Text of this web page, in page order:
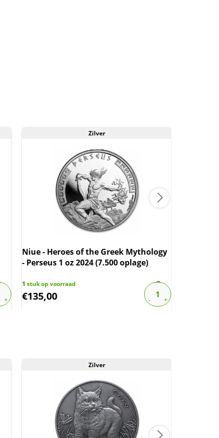
Zilver
Niue - Heroes of the Greek Mythology
- Perseus 1 oz 2024 (7.500 oplage)
1 stuk op voorraad
€135,00
Zilver